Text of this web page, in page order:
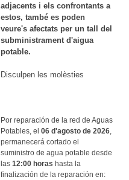
adjacents i els confrontants a
estos, també es poden
veure's afectats per un tall del
subministrament d'aigua
potable.
Disculpen les molèsties
Por reparación de la red de Aguas
Potables, el 06 d'agosto de 2026,
permanecerá cortado el
suministro de agua potable desde
las 12:00 horas hasta la
finalización de la reparación en: